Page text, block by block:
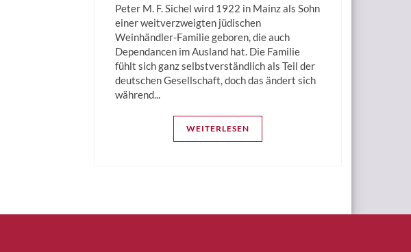
Peter M. F. Sichel wird 1922 in Mainz als Sohn
einer weitverzweigten jüdischen
Weinhändler-Familie geboren, die auch
Dependancen im Ausland hat. Die Familie
fühlt sich ganz selbstverständlich als Teil der
deutschen Gesellschaft, doch das ändert sich
während...
WEITERLESEN